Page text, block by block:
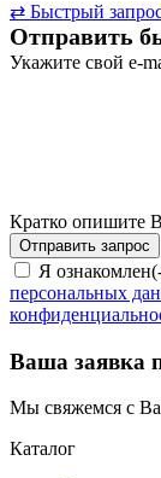
⇄ Быстрый
Отправить
Укажите свой e-
Кратко опишите
Я
персональных
Ваша заявка
Мы свяжемся с
Каталог